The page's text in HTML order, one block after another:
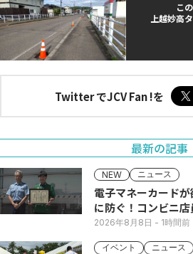
こ
上越妙高
Twitter でJCV Fan !を
最新の記事
NEW ニュース
電子マネーカード
に防ぐ！コンビニ
2026年8月8日 - 1時間前
イベント ニュース